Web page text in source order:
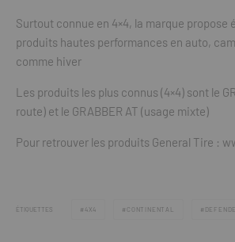
Surtout connue en 4×4, la marque propose
produits hautes performances en auto,
comme hiver
Les produits les plus connus (4×4) sont le
route) et le GRABBER AT (usage mixte)
Pour retrouver les produits General Tire :
ÉTIQUETTES 4X4 CONTINENTAL